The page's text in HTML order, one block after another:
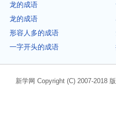
龙的成语
龙的成语
形容人多的成语
一字开头的成语
新学网 Copyright (C) 2007-2018